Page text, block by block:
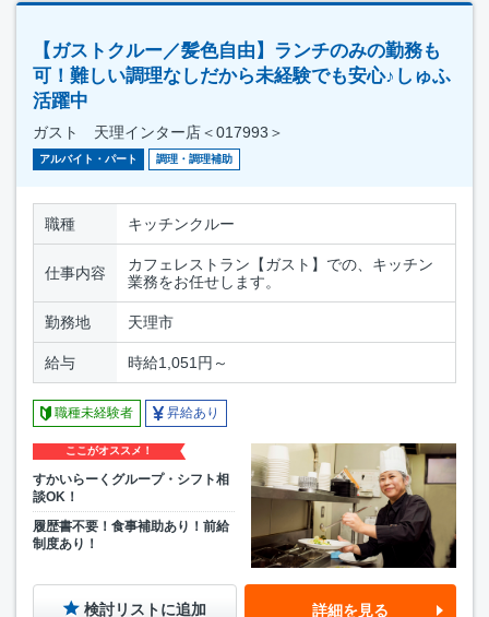
【ガストクルー／髪色自由】ランチのみの勤務も
可！難しい調理なしだから未経験でも安心♪しゅふ
活躍中
ガスト 天理インター店＜017993＞
アルバイト・パート 調理・調理補助
職種 キッチンクルー
仕事内容
カフェレストラン【ガスト】での、キッチン
業務をお任せします。
勤務地 天理市
給与 時給1,051円～
職種未経験者 昇給あり
ここがオススメ！
すかいらーくグループ・シフト相
談OK！
履歴書不要！食事補助あり！前給
制度あり！
検討リストに追加 詳細を見る